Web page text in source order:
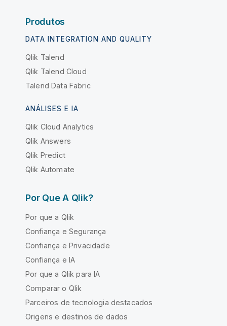
Produtos
DATA INTEGRATION AND QUALITY
Qlik Talend
Qlik Talend Cloud
Talend Data Fabric
ANÁLISES E IA
Qlik Cloud Analytics
Qlik Answers
Qlik Predict
Qlik Automate
Por Que A Qlik?
Por que a Qlik
Confiança e Segurança
Confiança e Privacidade
Confiança e IA
Por que a Qlik para IA
Comparar o Qlik
Parceiros de tecnologia destacados
Origens e destinos de dados